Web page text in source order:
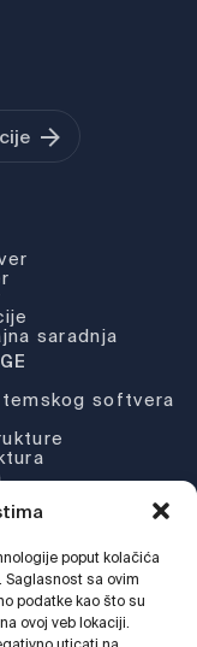
poput kolačića
Saglasnost sa ovim
podatke kao što su
ovoj veb lokaciji.
saradnja
softvera